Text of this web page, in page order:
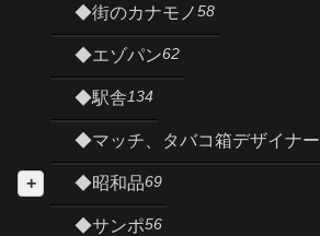
◆街のカナモノ58
◆エゾパン62
◆駅舎134
◆マッチ、タバコ箱デザイナー
◆昭和品69
◆サンポ56